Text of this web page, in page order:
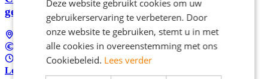
gezocht
Amersfoort
€16,00 per uur
24 - 32 uur per week
Lees meer
Deze website gebruikt cookies om uw
gebruikerservaring te verbeteren. Door
onze website te gebruiken, stemt u in met
alle cookies in overeenstemming met ons
Cookiebeleid. Lees verder